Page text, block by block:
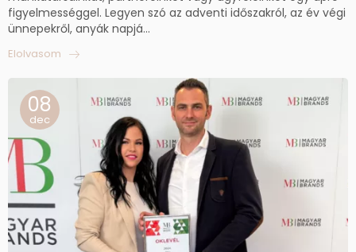
figyelmességgel. Legyen szó az adventi időszakról, az év végi
ünnepekről, anyák napjá...
Elolvasom
08
dec